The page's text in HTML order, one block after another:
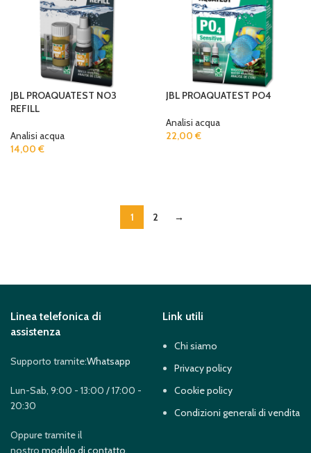
JBL PROAQUATEST NO3
REFILL
Analisi acqua
14,00 €
JBL PROAQUATEST PO4
Analisi acqua
22,00 €
1 2 →
Linea telefonica di
assistenza
Supporto tramite:Whatsapp
Lun-Sab, 9:00 - 13:00 / 17:00 -
20:30
Oppure tramite il
nostromodulo di contatto.
Link utili
Chi siamo
Privacy policy
Cookie policy
Condizioni generali di vendita